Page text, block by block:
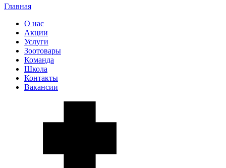
Главная
О нас
Акции
Услуги
Зоотовары
Команда
Школа
Контакты
Вакансии